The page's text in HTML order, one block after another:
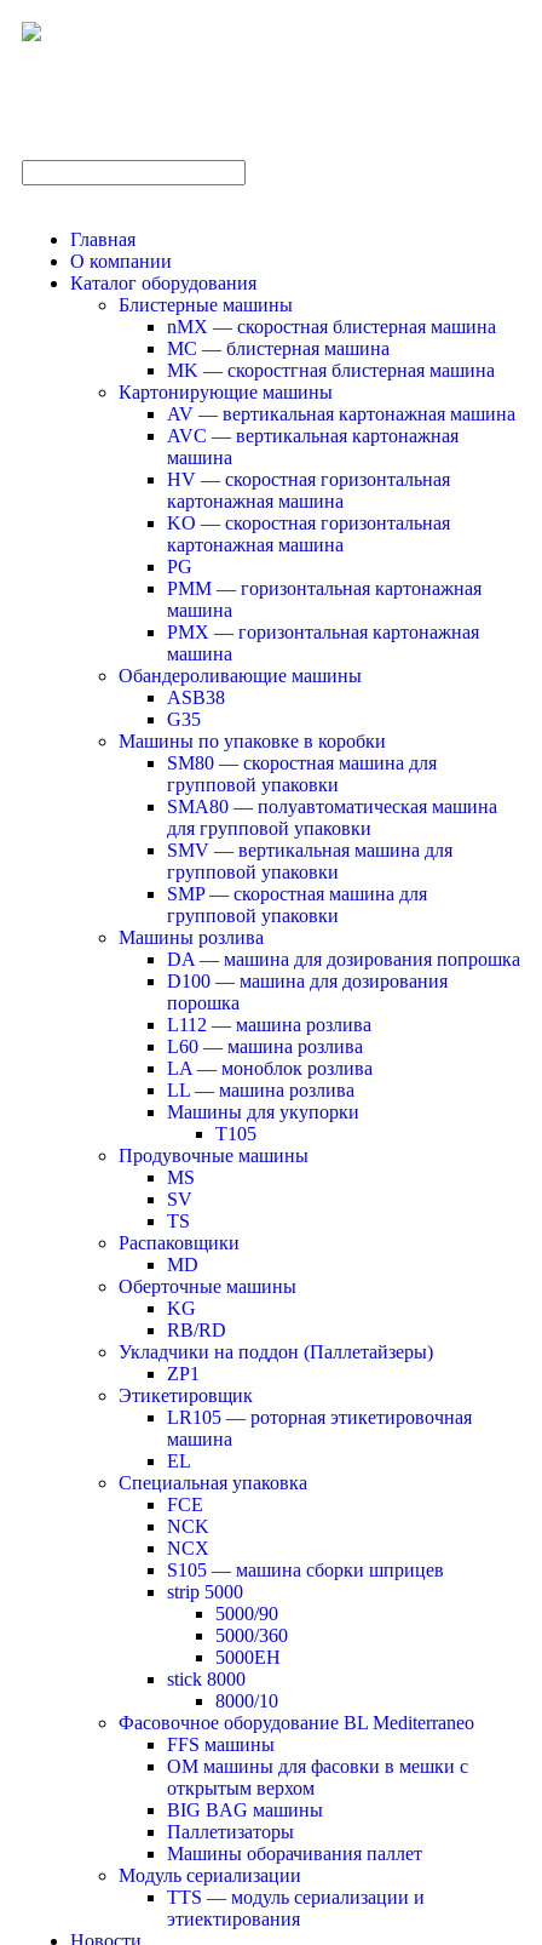
Главная
О компании
Каталог оборудования
Блистерные машины
nMX — скоростная блистерная машина
MC — блистерная машина
MK — скоростгная блистерная машина
Картонирующие машины
AV — вертикальная картонажная машина
AVC — вертикальная картонажная
машина
HV — скоростная горизонтальная
картонажная машина
KO — скоростная горизонтальная
картонажная машина
PG
PMM — горизонтальная картонажная
машина
PMX — горизонтальная картонажная
машина
Обандероливающие машины
ASB38
G35
Машины по упаковке в коробки
SM80 — скоростная машина для
групповой упаковки
SMA80 — полуавтоматическая машина
для групповой упаковки
SMV — вертикальная машина для
групповой упаковки
SMP — скоростная машина для
групповой упаковки
Машины розлива
DA — машина для дозирования попрошка
D100 — машина для дозирования
порошка
L112 — машина розлива
L60 — машина розлива
LA — моноблок розлива
LL — машина розлива
Машины для укупорки
T105
Продувочные машины
MS
SV
TS
Распаковщики
MD
Оберточные машины
KG
RB/RD
Укладчики на поддон (Паллетайзеры)
ZP1
Этикетировщик
LR105 — роторная этикетировочная
машина
EL
Специальная упаковка
FCE
NCK
NCX
S105 — машина сборки шприцев
strip 5000
5000/90
5000/360
5000EH
stick 8000
8000/10
Фасовочное оборудование BL Mediterraneo
FFS машины
OM машины для фасовки в мешки с
открытым верхом
BIG BAG машины
Паллетизаторы
Машины оборачивания паллет
Модуль сериализации
TTS — модуль сериализации и
этиектирования
Новости